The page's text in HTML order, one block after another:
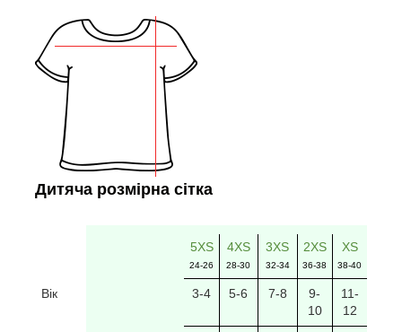
Дитяча розмірна сітка
5XS
24-26
4XS
28-30
3XS
32-34
2XS
36-38
XS
38-40
Вік 3-4 5-6 7-8
9-
10
11-
12